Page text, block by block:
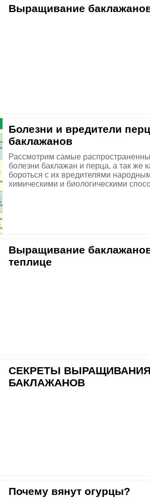
Выращивание
​Болезни и вредители
баклажанов
Рассмотрим самые
болезни баклажан и перца, а так же
бороться с их вредителями
химическими и биологическими
Выращивание
теплице
СЕКРЕТЫ
БАКЛАЖАНОВ
Почему вянут огурцы?